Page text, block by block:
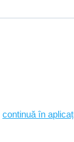
continuă în